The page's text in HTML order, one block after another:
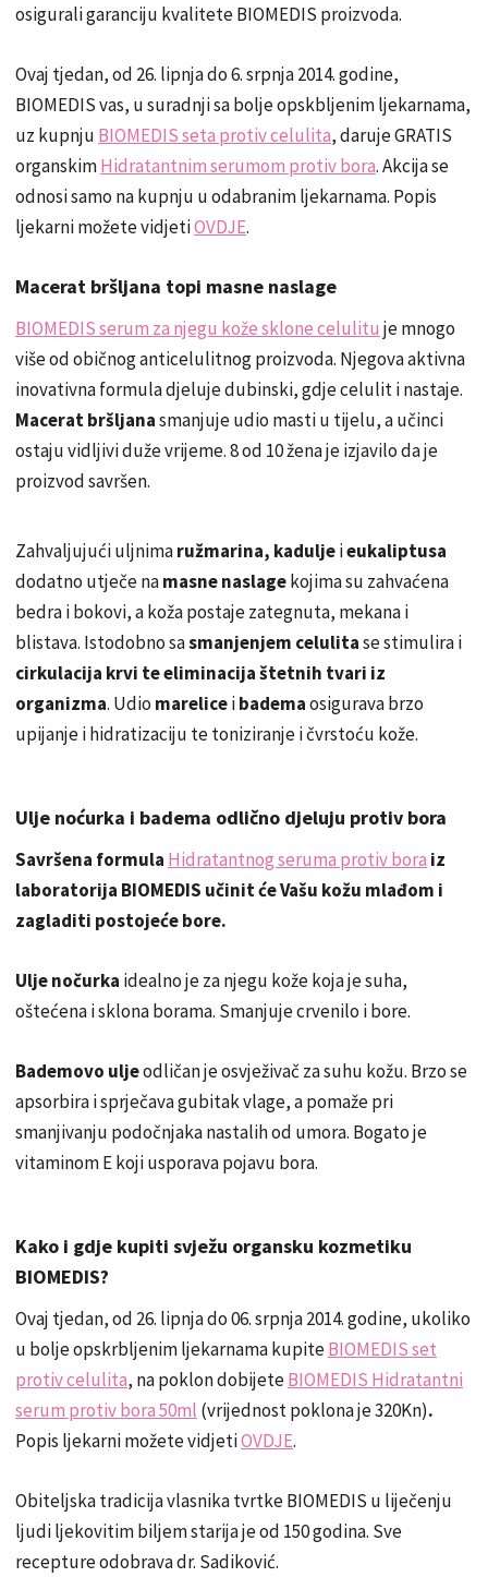
osigurali garanciju kvalitete BIOMEDIS proizvoda.
Ovaj tjedan, od 26. lipnja do 6. srpnja 2014. godine,
BIOMEDIS vas, u suradnji sa bolje opskbljenim ljekarnama,
uz kupnju BIOMEDIS seta protiv celulita, daruje GRATIS
organskimHidratantnim serumom protiv bora. Akcija se
odnosi samo na kupnju u odabranim ljekarnama. Popis
ljekarni možete vidjetiOVDJE.
Macerat bršljana topi masne naslage
BIOMEDIS serum za njegu kože sklone celulitu je mnogo
više od običnog anticelulitnog proizvoda. Njegova aktivna
inovativna formula djeluje dubinski, gdje celulit i nastaje.
Macerat bršljanasmanjuje udio masti u tijelu, a učinci
ostaju vidljivi duže vrijeme. 8 od 10 žena je izjavilo da je
proizvod savršen.
Zahvaljujući uljnimaružmarina, kaduljeieukaliptusa
dodatno utječe namasne naslagekojima su zahvaćena
bedra i bokovi, a koža postaje zategnuta, mekana i
blistava. Istodobno sasmanjenjem celulitase stimulira i
cirkulacija krvi te eliminacijaštetnih tvari iz
organizma. Udio mareliceibademaosigurava brzo
upijanje i hidratizaciju te toniziranje i čvrstoću kože.
Ulje noćurka i badema odlično djeluju protiv bora
Savršena formula Hidratantnog seruma protiv bora iz
laboratorija BIOMEDIS učinit će Vašu kožu mlađom i
zagladiti postojeće bore.
Ulje nočurka idealno je za njegu kože koja je suha,
oštećena i sklona borama. Smanjuje crvenilo i bore.
Bademovo uljeodličan je osvježivač za suhu kožu. Brzo se
apsorbira i sprječava gubitak vlage, a pomaže pri
smanjivanju podočnjaka nastalih od umora. Bogato je
vitaminom E koji usporava pojavu bora.
Kako i gdje kupiti svježu organsku kozmetiku
BIOMEDIS?
Ovaj tjedan, od 26. lipnja do 06. srpnja 2014. godine, ukoliko
u bolje opskrbljenim ljekarnama kupiteBIOMEDIS set
protiv celulita, na poklon dobijeteBIOMEDIS Hidratantni
serum protiv bora 50ml (vrijednost poklona je 320Kn).
Popis ljekarni možete vidjetiOVDJE.
Obiteljska tradicija vlasnika tvrtke BIOMEDIS u liječenju
ljudi ljekovitim biljem starija je od 150 godina. Sve
recepture odobrava dr. Sadiković.